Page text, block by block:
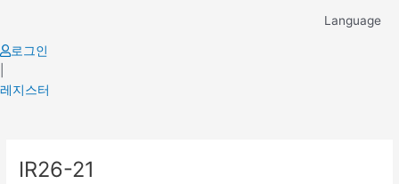
content
Language
로그인
레지스터
IR26-21
navigation